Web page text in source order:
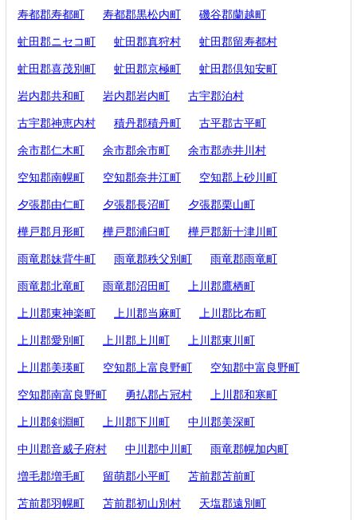
寿都郡寿都町 寿都郡黒松内町 磯谷郡蘭越町
虻田郡ニセコ町 虻田郡真狩村 虻田郡留寿都村
虻田郡喜茂別町 虻田郡京極町 虻田郡倶知安町
岩内郡共和町 岩内郡岩内町 古宇郡泊村
古宇郡神恵内村 積丹郡積丹町 古平郡古平町
余市郡仁木町 余市郡余市町 余市郡赤井川村
空知郡南幌町 空知郡奈井江町 空知郡上砂川町
夕張郡由仁町 夕張郡長沼町 夕張郡栗山町
樺戸郡月形町 樺戸郡浦臼町 樺戸郡新十津川町
雨竜郡妹背牛町 雨竜郡秩父別町 雨竜郡雨竜町
雨竜郡北竜町 雨竜郡沼田町 上川郡鷹栖町
上川郡東神楽町 上川郡当麻町 上川郡比布町
上川郡愛別町 上川郡上川町 上川郡東川町
上川郡美瑛町 空知郡上富良野町 空知郡中富良野町
空知郡南富良野町 勇払郡占冠村 上川郡和寒町
上川郡剣淵町 上川郡下川町 中川郡美深町
中川郡音威子府村 中川郡中川町 雨竜郡幌加内町
増毛郡増毛町 留萌郡小平町 苫前郡苫前町
苫前郡羽幌町 苫前郡初山別村 天塩郡遠別町